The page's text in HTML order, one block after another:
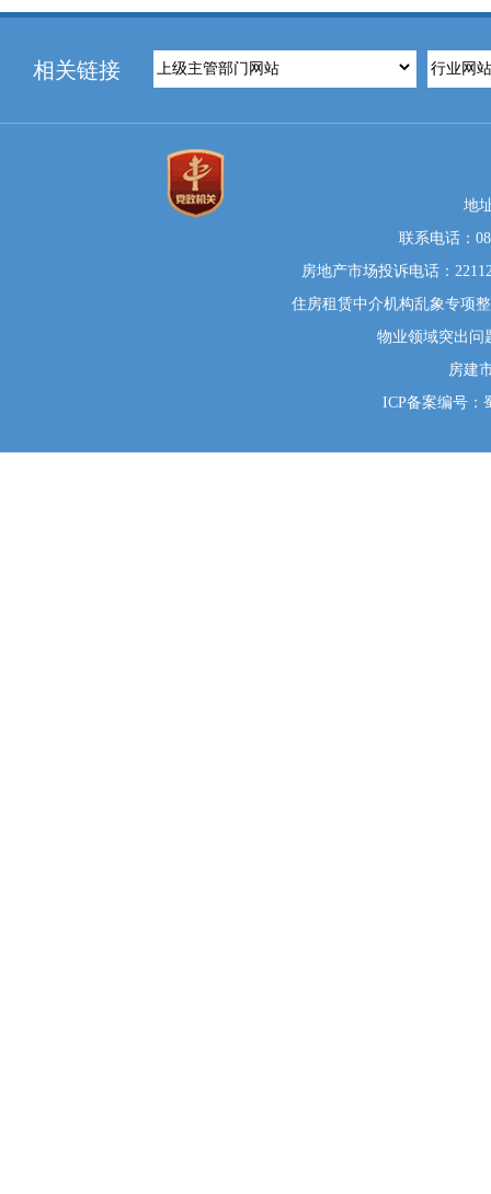
相关链接
地
联系电话：
房地产市场投诉电话：
住房租赁中介机构乱象专项
物业领域突出问
房建
ICP备案编号：